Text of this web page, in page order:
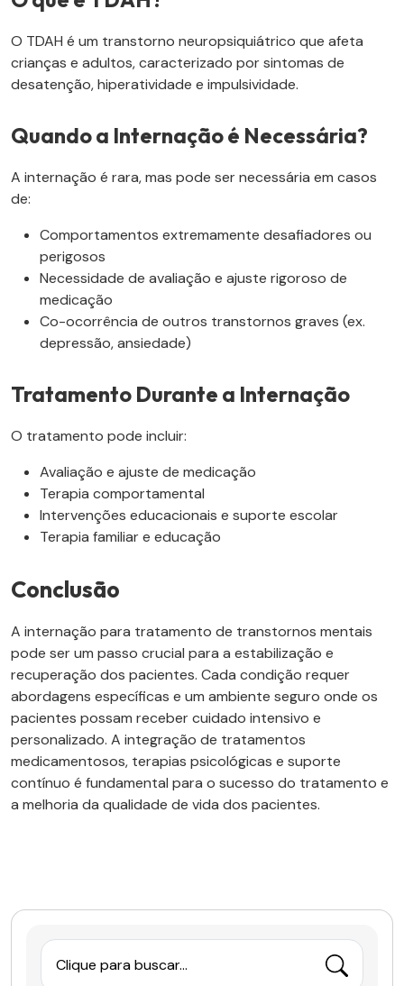
O TDAH é um transtorno neuropsiquiátrico que afeta
crianças e adultos, caracterizado por sintomas de
desatenção, hiperatividade e impulsividade.
Quando a Internação é Necessária?
A internação é rara, mas pode ser necessária em casos
de:
Comportamentos extremamente desafiadores ou
perigosos
Necessidade de avaliação e ajuste rigoroso de
medicação
Co-ocorrência de outros transtornos graves (ex.
depressão, ansiedade)
Tratamento Durante a Internação
O tratamento pode incluir:
Avaliação e ajuste de medicação
Terapia comportamental
Intervenções educacionais e suporte escolar
Terapia familiar e educação
Conclusão
A internação para tratamento de transtornos mentais
pode ser um passo crucial para a estabilização e
recuperação dos pacientes. Cada condição requer
abordagens específicas e um ambiente seguro onde os
pacientes possam receber cuidado intensivo e
personalizado. A integração de tratamentos
medicamentosos, terapias psicológicas e suporte
contínuo é fundamental para o sucesso do tratamento e
a melhoria da qualidade de vida dos pacientes.
Clique para buscar...